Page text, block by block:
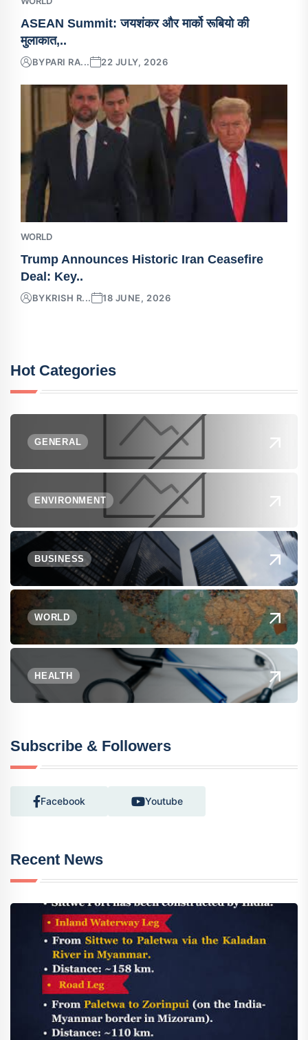
ASEAN Summit: जयशंकर और मार्को रूबियो की
मुलाकात,..
BYPARI RA... 22 JULY, 2026
WORLD
Trump Announces Historic Iran Ceasefire
Deal: Key..
BYKRISH R... 18 JUNE, 2026
Hot Categories
GENERAL
ENVIRONMENT
BUSINESS
WORLD
HEALTH
Subscribe & Followers
Facebook Youtube
Recent News